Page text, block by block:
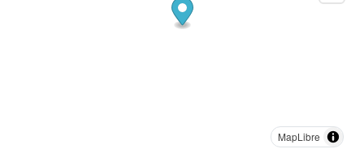
MapLibre